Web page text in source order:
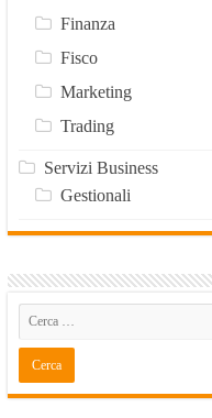
Finanza
Fisco
Marketing
Trading
Servizi Business
Gestionali